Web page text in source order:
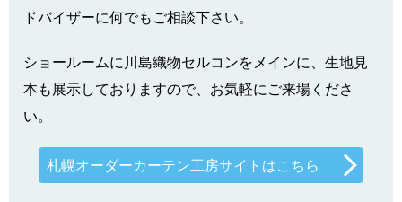
ドバイザーに何でもご相談下さい。
ショールームに川島織物セルコンをメインに、生地見
本も展示しておりますので、お気軽にご来場くださ
い。
札幌オーダーカーテン工房サイトはこちら